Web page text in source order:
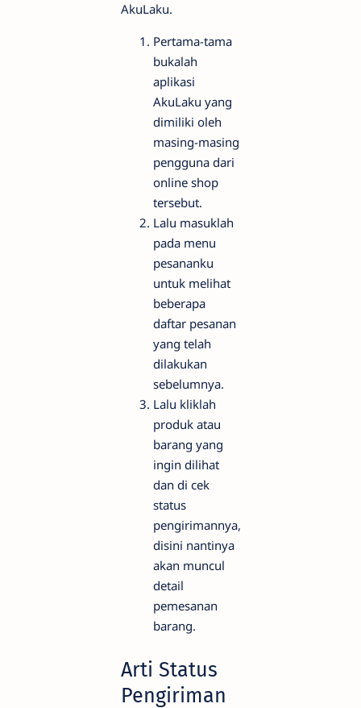
AkuLaku.
Pertama-tama
bukalah
aplikasi
AkuLaku yang
dimiliki oleh
masing-masing
pengguna dari
online shop
tersebut.
Lalu masuklah
pada menu
pesananku
untuk melihat
beberapa
daftar pesanan
yang telah
dilakukan
sebelumnya.
Lalu kliklah
produk atau
barang yang
ingin dilihat
dan di cek
status
pengirimannya,
disini nantinya
akan muncul
detail
pemesanan
barang.
Arti Status
Pengiriman